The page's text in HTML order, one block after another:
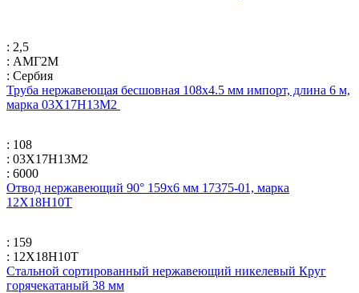
: 2,5
: АМГ2М
: Сербия
Труба нержавеющая бесшовная 108х4.5 мм импорт, длина 6 м,
марка 03Х17Н13М2
: 108
: 03Х17Н13М2
: 6000
Отвод нержавеющий 90° 159х6 мм 17375-01, марка
12Х18Н10Т
: 159
: 12Х18Н10Т
Стальной сортированный нержавеющий никелевый Круг
горячекатаный 38 мм